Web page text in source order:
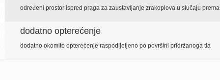
određeni prostor ispred praga za zaustavljanje zrakoplova u slučaju
dodatno opterećenje
dodatno okomito opterećenje raspodijeljeno po površini pridržanoga tla